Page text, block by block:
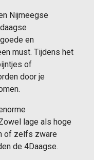
Nijmeegse
en
must. Tijdens het
of
door je
lage als hoge
of zelfs zware
de 4Daagse.